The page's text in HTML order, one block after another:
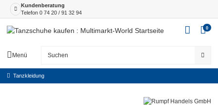
Kundenberatung
Telefon 0 74 20 / 91 32 94
Menü
0
Tanzkleidung